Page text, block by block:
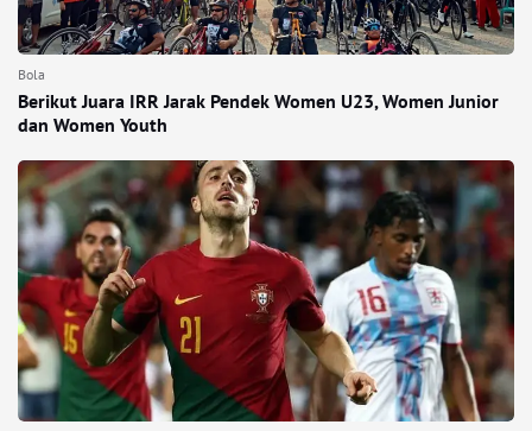
Bola
Berikut Juara IRR Jarak Pendek Women U23, Women Junior
dan Women Youth